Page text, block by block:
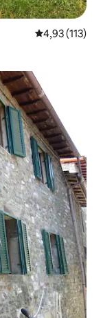
Середня
4,93 (113)